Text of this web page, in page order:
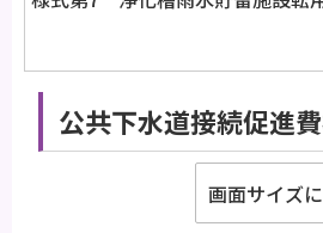
公共下水道接続促進
画面サイズ